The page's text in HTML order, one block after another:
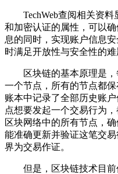
TechWeb查阅相关资料
和加密认证的属性，可以
息的同时，实现账户信息
时满足开放性与安全性的难
区块链的基本原理是，
一个节点，所有的节点都
账本中记录了全部历史账
点想要发起一个交易行为
区块网络中的所有节点，
能准确更新并验证这笔交
界为交易作证。
但是，区块链技术目前